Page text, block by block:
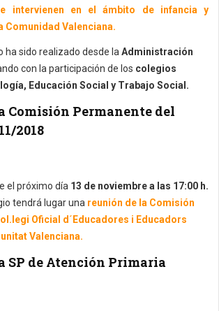
intervienen en el ámbito de infancia y
Comunidad Valenciana.
ha sido realizado desde la Administración
con la participación de los colegios
Educación Social y Trabajo Social.
Comisión Permanente del
2018
el próximo día 13 de noviembre a las 17:00 h.
tendrá lugar una reunión de la Comisión
Oficial d´Educadores i Educadors
Valenciana.
SP de Atención Primaria